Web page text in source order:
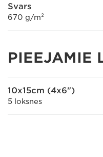
Svars
670 g/m²
PIEEJAMIE
10x15cm (4x6")
5 loksnes